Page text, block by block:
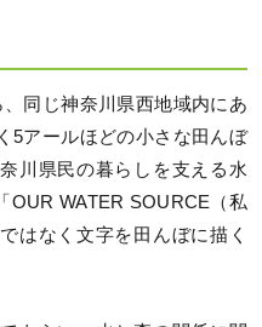
同じ神奈川県西地域内にあ
5アールほどの小さな田んぼ
川県民の暮らしを支える水
OUR WATER SOURCE（私
はなく文字を田んぼに描く